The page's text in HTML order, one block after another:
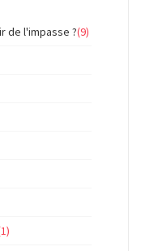
de l'impasse ?(9)